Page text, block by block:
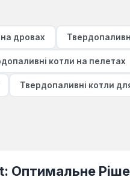
дровах
котли на пелетах
Твердопаливні котли
Оптимальне